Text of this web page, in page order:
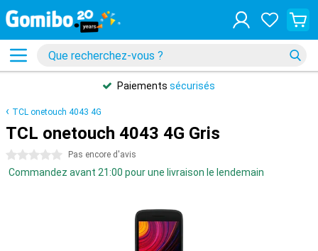
Paiements sécurisés
TCL onetouch 4043 4G
TCL onetouch 4043 4G Gris
0 étoiles Pas encore d'avis
Commandez avant 21:00 pour une livraison le lendemain